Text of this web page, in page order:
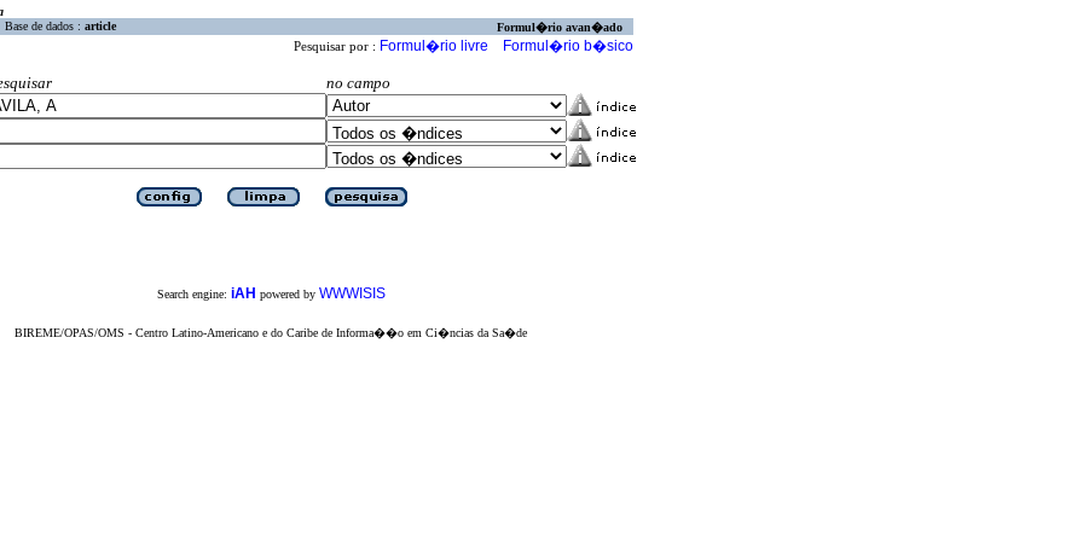
Base de dados : article Formul�rio avan�ado
Pesquisar por : Formul�rio livre Formul�rio b�sico
no campo
Search engine: iAH powered by WWWISIS
BIREME/OPAS/OMS - Centro Latino-Americano e do Caribe de Informa��o em Ci�ncias da Sa�de